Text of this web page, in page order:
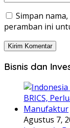
Simpan
peramban ini
Bisnis dan
Agustus 7,